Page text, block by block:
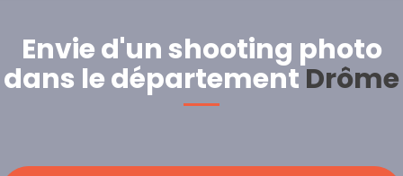
Envie d'un shooting photo
dans le département Drôme